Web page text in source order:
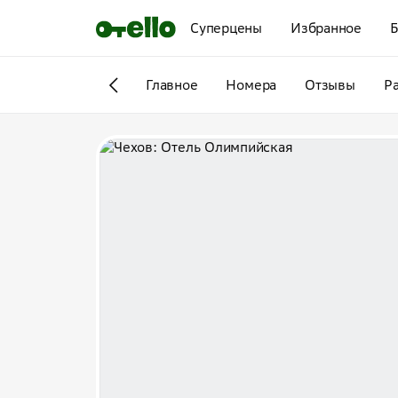
Суперцены Избранное
Главное Номера Отзывы